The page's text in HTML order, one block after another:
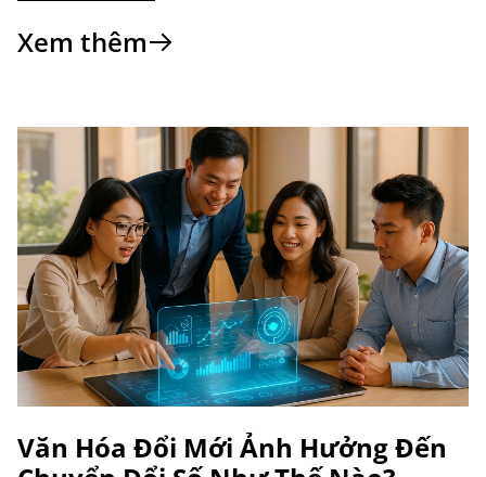
Xem thêm
Văn Hóa Đổi Mới Ảnh Hưởng Đến